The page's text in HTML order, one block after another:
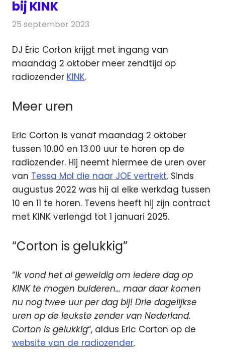
bij KINK
25 september 2023
DJ Eric Corton krijgt met ingang van
maandag 2 oktober meer zendtijd op
radiozender KINK.
Meer uren
Eric Corton is vanaf maandag 2 oktober
tussen 10.00 en 13.00 uur te horen op de
radiozender. Hij neemt hiermee de uren over
van Tessa Mol die naar JOE vertrekt. Sinds
augustus 2022 was hij al elke werkdag tussen
10 en 11 te horen. Tevens heeft hij zijn contract
met KINK verlengd tot 1 januari 2025.
“Corton is gelukkig”
“Ik vond het al geweldig om iedere dag op
KINK te mogen bulderen… maar daar komen
nu nog twee uur per dag bij! Drie dagelijkse
uren op de leukste zender van Nederland.
Corton is gelukkig“, aldus Eric Corton op de
website van de radiozender.